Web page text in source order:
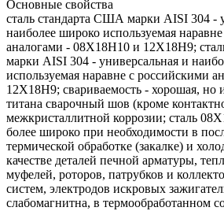
Основные свойства
сталь стандарта США марки AISI 304 -
наиболее широко используемая
аналогами - 08Х18Н10 и 12Х18Н9;
марки AISI 304 - универсальная и
используемая наравне с российскими
12Х18Н9; свариваемость - хорошая, но
титана сварочный шов (кроме
межкристаллитной коррозии; сталь
более широко при необходимости в
термической обработке (закалке) и
качестве деталей печной арматуры,
муфелей, роторов, патрубков и
систем, электродов искровых
слабомагнитна, в термообработанном